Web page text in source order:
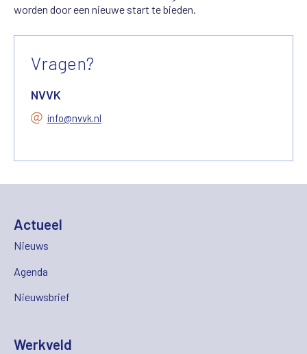
worden door een nieuwe start te bieden.
Vragen?
NVVK
info@nvvk.nl
Actueel
Nieuws
Agenda
Nieuwsbrief
Werkveld